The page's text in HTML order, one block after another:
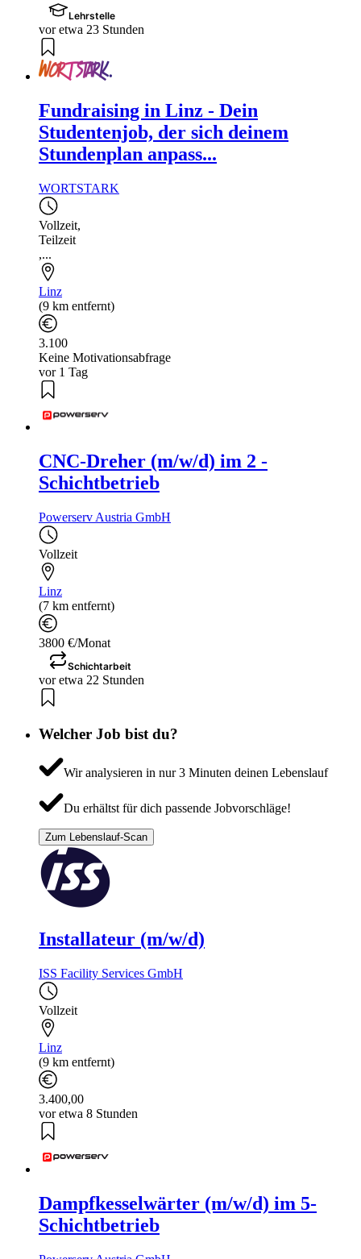
Lehrstelle
vor etwa 23 Stunden
Fundraising in Linz - Dein
Studentenjob, der sich deinem
Stundenplan anpass...
WORTSTARK
Vollzeit,
Teilzeit
,...
Linz
(9 km entfernt)
3.100
Keine Motivationsabfrage
vor 1 Tag
CNC-Dreher (m/w/d) im 2 -
Schichtbetrieb
Powerserv Austria GmbH
Vollzeit
Linz
(7 km entfernt)
3800 €/Monat
Schichtarbeit
vor etwa 22 Stunden
Welcher Job bist du?
Wir analysieren in nur 3 Minuten deinen Lebenslauf
Du erhältst für dich passende Jobvorschläge!
Zum Lebenslauf-Scan
Installateur (m/w/d)
ISS Facility Services GmbH
Vollzeit
Linz
(9 km entfernt)
3.400,00
vor etwa 8 Stunden
Dampfkesselwärter (m/w/d) im 5-
Schichtbetrieb